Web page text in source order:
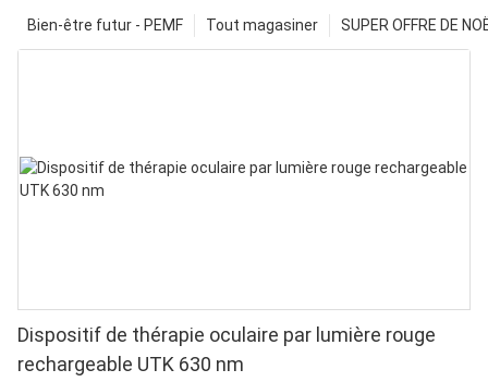
SUPER OFFRE DE
Tout magasiner
Bien-être futur - PEMF
Dispositif de thérapie oculaire par lumière rouge
rechargeable UTK 630 nm